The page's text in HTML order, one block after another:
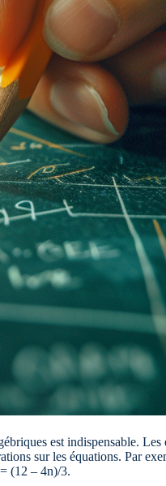
est indispensable. Les
sur les équations. Par
(12 – 4n)/3.